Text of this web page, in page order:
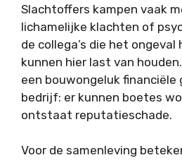
Slachtoffers kampen vaak
lichamelijke klachten of
de collega’s die het ongeval
kunnen hier last van
een bouwongeluk financiële
bedrijf: er kunnen boetes
ontstaat reputatieschade.
Voor de samenleving